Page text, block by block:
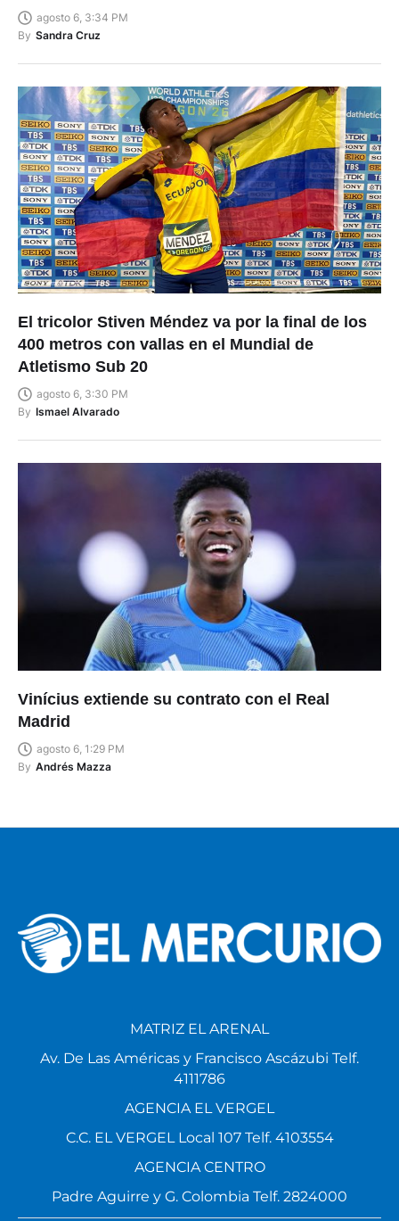
agosto 6, 3:34 PM
By Sandra Cruz
El tricolor Stiven Méndez va por la final de los
400 metros con vallas en el Mundial de
Atletismo Sub 20
agosto 6, 3:30 PM
By Ismael Alvarado
Vinícius extiende su contrato con el Real
Madrid
agosto 6, 1:29 PM
By Andrés Mazza
MATRIZ EL ARENAL
Av. De Las Américas y Francisco Ascázubi Telf.
4111786
AGENCIA EL VERGEL
C.C. EL VERGEL Local 107 Telf. 4103554
AGENCIA CENTRO
Padre Aguirre y G. Colombia Telf. 2824000